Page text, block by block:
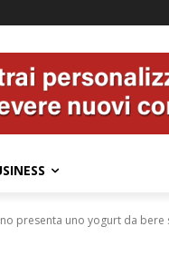
presenta uno yogurt da